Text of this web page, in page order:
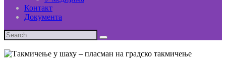
Контакт
Документа